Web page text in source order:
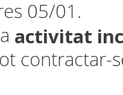
05/01.
activitat
contractar-